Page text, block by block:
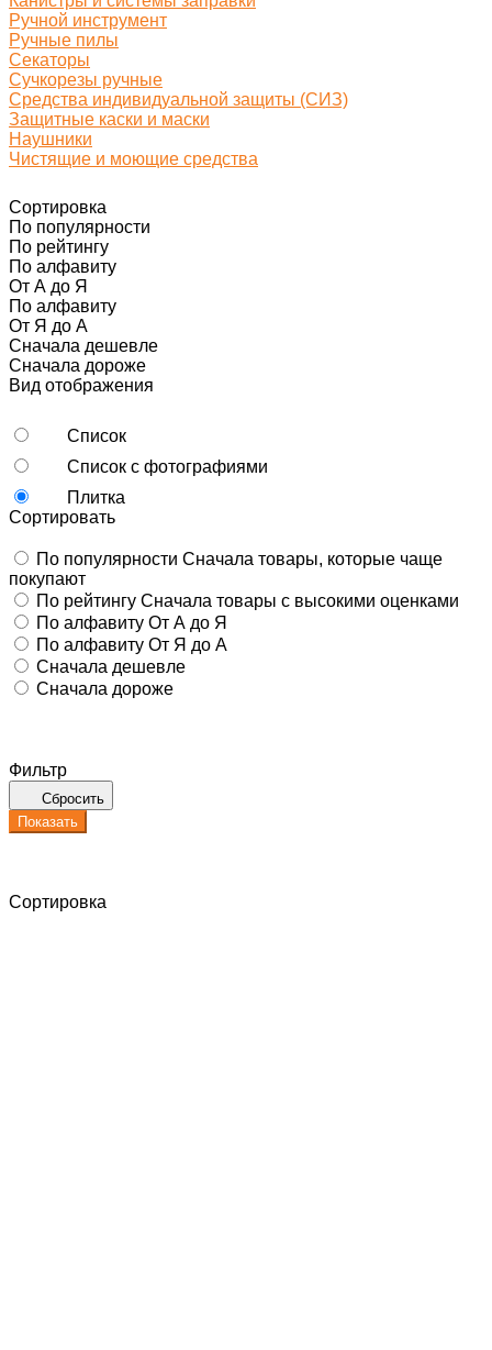
Ручной инструмент
Ручные пилы
Секаторы
Сучкорезы ручные
Средства индивидуальной защиты (СИЗ)
Защитные каски и маски
Наушники
Чистящие и моющие средства
Сортировка
По популярности
По рейтингу
По алфавиту
От А до Я
По алфавиту
От Я до А
Сначала дешевле
Сначала дороже
Вид отображения
Список
Список с фотографиями
Плитка
Сортировать
По популярности Сначала товары, которые чаще
покупают
По рейтингу Сначала товары с высокими оценками
По алфавиту От А до Я
По алфавиту От Я до А
Сначала дешевле
Сначала дороже
Фильтр
Сбросить
Показать
Сортировка